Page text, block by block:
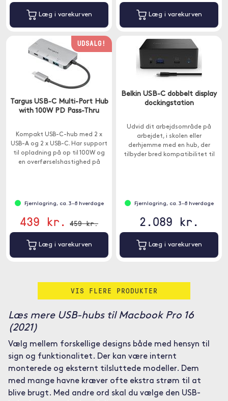
Læg i varekurven Læg i varekurven
UDSALG!
Targus USB-C Multi-Port Hub
with 100W PD Pass-Thru
Kompakt USB-C-hub med 2 x
USB-A og 2 x USB-C. Har support
til opladning på op til 100W og
en overførselshastighed på
Fjernlagring, ca. 3-8 hverdage
439 kr. 459 kr.
Læg i varekurven
Belkin USB-C dobbelt display
dockingstation
Udvid dit arbejdsområde på
arbejdet, i skolen eller
derhjemme med en hub, der
tilbyder bred kompatibilitet til
Fjernlagring, ca. 3-8 hverdage
2.089 kr.
Læg i varekurven
VIS FLERE PRODUKTER
Læs mere USB-hubs til Macbook Pro 16
(2021)
Vælg mellem forskellige designs både med hensyn til
sign og funktionalitet. Der kan være internt
monterede og eksternt tilsluttede modeller. Dem
med mange havne kræver ofte ekstra strøm til at
blive brugt. Med andre ord skal du vælge den USB-